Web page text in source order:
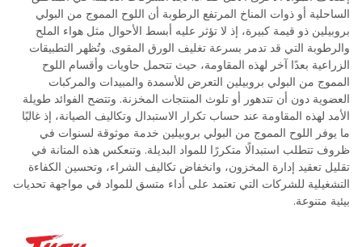
الساحلية أو ذوات المناخ المرتفع الرطوبة أن اللوح المموج من البولي
بروبيلين ذو قيمة كبيرة، إذ لا تؤثر عليه أبسط الأحوال مثل هواء الملح
والرطوبة التي قد تدمر بسرعة تغليف الورق المقوى. وتُظهر التطبيقات
الزراعية بعدًا آخر لهذه المقاومة، حيث تتحمل حاويات وأقسام اللوح
المموج من البولي بروبيلين التعرض للأسمدة والمبيدات والمركبات
العضوية دون أن تتدهور أو تلوث المنتجات المخزنة. وتتضح الفوائد طويلة
الأمد لهذه المقاومة عند حساب تكرار الاستبدال وتكاليف الصيانة، إذ غالبًا
ما يوفر اللوح المموج من البولي بروبيلين خدمة موثوقة لسنوات في
ظروف تتطلب استبدالًا متكررًا للمواد البديلة. وتنعكس هذه المتانة في
تقليل تعقيد إدارة المخزون، وانخفاض تكاليف الشراء، وتحسين الكفاءة
التشغيلية للشركات التي تعتمد على أداء متسق للمواد في مواجهة تحديات
بيئية متنوعة.